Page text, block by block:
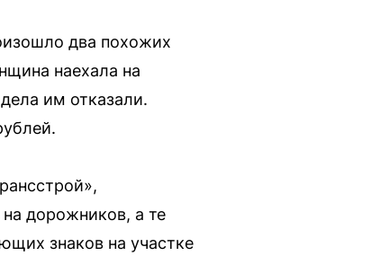
два похожих
наехала на
им отказали.
дорожников, а те
знаков на участке